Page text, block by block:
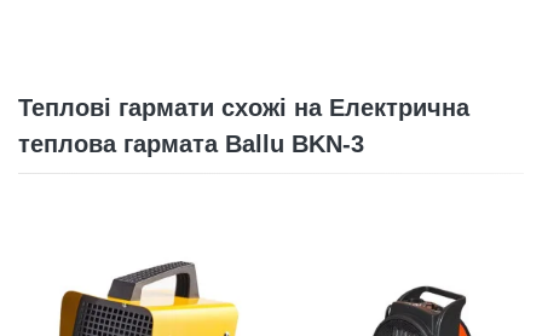
Теплові гармати схожі на Електрична
теплова гармата Ballu BKN-3